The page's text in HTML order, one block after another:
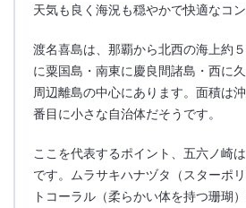
天気も良く海況も穏やかで快適なコン
渡名喜島は、那覇から北西の海上約
に粟国島・南東に慶良間諸島・西に
周辺離島の中心にあります。面積は
番目に小さな自治体だそうです。
ここを代表するポイント、五六ノ崎
です。ムラサキハナヅタ（スターポ
トコーラル（柔らかい体を持つ珊瑚